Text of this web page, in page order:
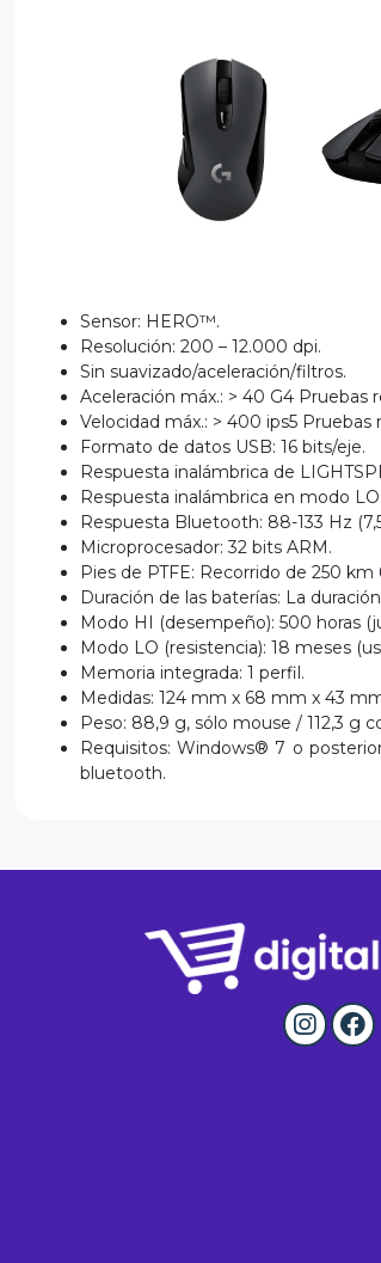
Sensor: HERO™.
Resolución: 200 – 12.000 dpi.
Sin suavizado/aceleración/filtros.
Aceleración máx.: > 40 G4
Velocidad máx.: > 400 ips5
Formato de datos USB: 16 bits/eje.
Respuesta inalámbrica de
Respuesta inalámbrica en modo
Respuesta Bluetooth: 88-133 Hz
Microprocesador: 32 bits ARM.
Pies de PTFE: Recorrido de 250
Duración de las baterías: La
Modo HI (desempeño): 500 horas
Modo LO (resistencia): 18 meses
Memoria integrada: 1 perfil.
Medidas: 124 mm x 68 mm x 43
Peso: 88,9 g, sólo mouse / 112,3 g
Requisitos: Windows® 7 o
bluetooth.